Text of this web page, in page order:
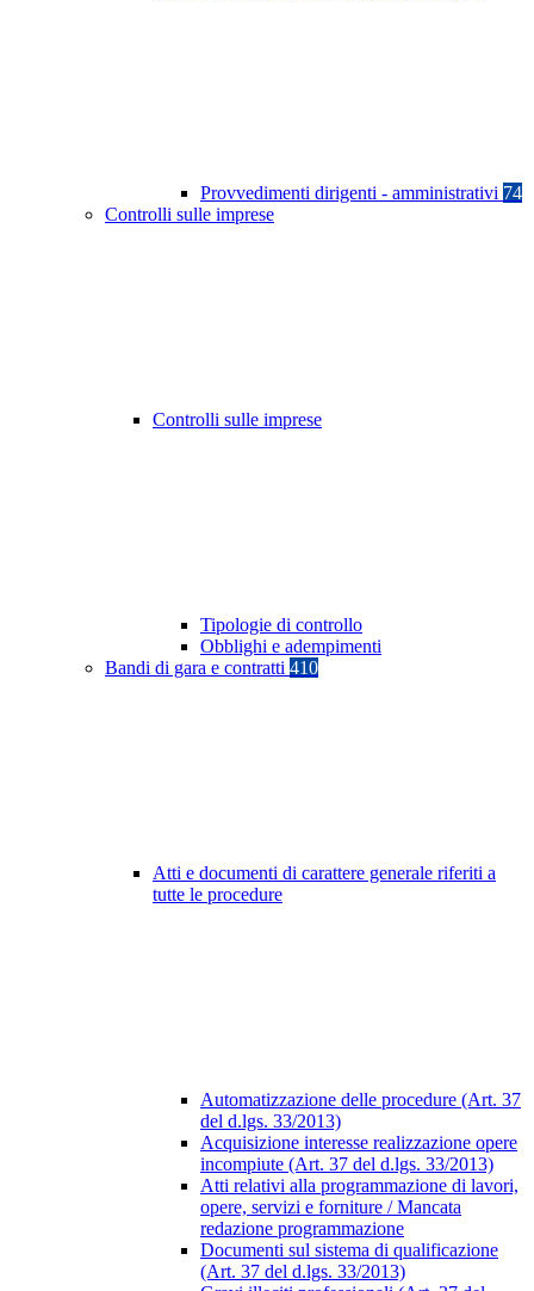
Provvedimenti dirigenti - amministrativi 74
Controlli sulle imprese
Controlli sulle imprese
Tipologie di controllo
Obblighi e adempimenti
Bandi di gara e contratti 410
Atti e documenti di carattere generale riferiti a
tutte le procedure
Automatizzazione delle procedure (Art. 37
del d.lgs. 33/2013)
Acquisizione interesse realizzazione opere
incompiute (Art. 37 del d.lgs. 33/2013)
Atti relativi alla programmazione di lavori,
opere, servizi e forniture / Mancata
redazione programmazione
Documenti sul sistema di qualificazione
(Art. 37 del d.lgs. 33/2013)